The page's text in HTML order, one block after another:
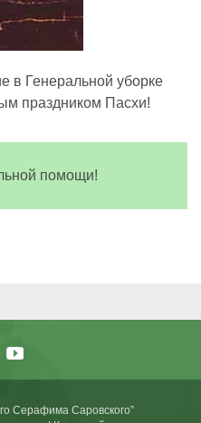
в Генеральной уборке
праздником Пасхи!
помощи!
Серафима Саровского”